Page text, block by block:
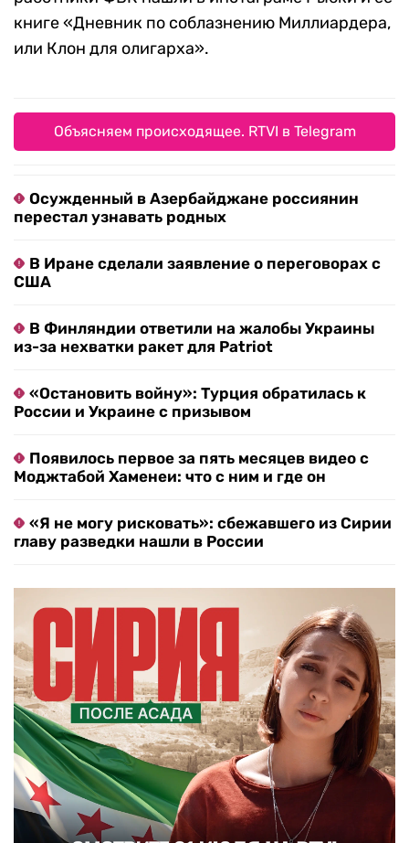
книге «Дневник по соблазнению Миллиардера,
или Клон для олигарха».
Объясняем происходящее. RTVI в Telegram
Осужденный в Азербайджане россиянин
перестал узнавать родных
В Иране сделали заявление о переговорах с
США
В Финляндии ответили на жалобы Украины
из-за нехватки ракет для Patriot
«Остановить войну»: Турция обратилась к
России и Украине с призывом
Появилось первое за пять месяцев видео с
Моджтабой Хаменеи: что с ним и где он
«Я не могу рисковать»: сбежавшего из Сирии
главу разведки нашли в России